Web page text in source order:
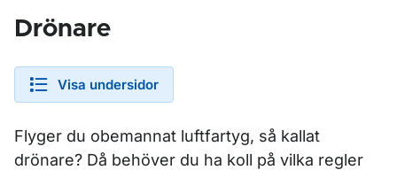
Drönare
Visa undersidor
Flyger du obemannat luftfartyg, så kallat
drönare? Då behöver du ha koll på vilka regler